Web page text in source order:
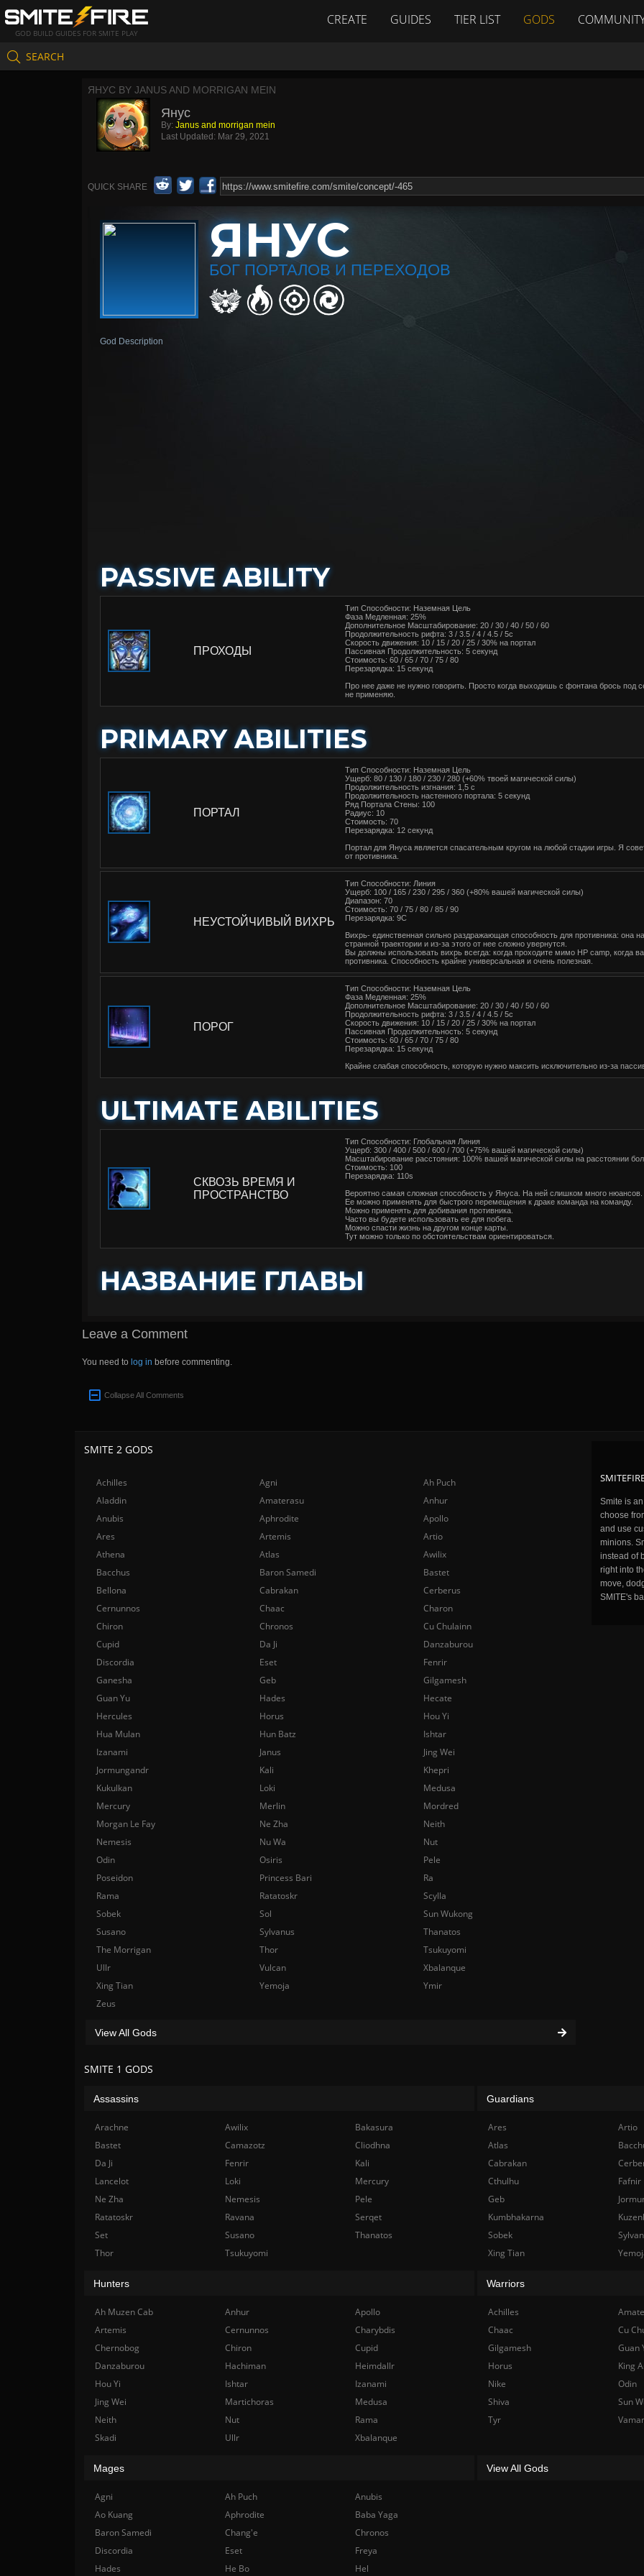
GOD BUILD GUIDES FOR SMITE PLAY
CREATE GUIDES TIER LIST GODS
SEARCH
ЯНУС BY JANUS AND MORRIGAN MEIN
Янус
By: Janus and morrigan mein
Last Updated: Mar 29, 2021
QUICK SHARE
ЯНУС
БОГ ПОРТАЛОВ И ПЕРЕХОДОВ
God Description
PASSIVE ABILITY
ПРОХОДЫ
Тип Способности: Наземная Цель
Фаза Медленная: 25%
Дополнительное Масштабирование: 20 / 30 / 40 / 50 / 60
Продолжительность рифта: 3 / 3.5 / 4 / 4.5 / 5с
Скорость движения: 10 / 15 / 20 / 25 / 30% на портал
Пассивная Продолжительность: 5 секунд
Стоимость: 60 / 65 / 70 / 75 / 80
Перезарядка: 15 секунд
Про нее даже не нужно говорить. Просто когда выходишь с фонтана брось под
не применяю.
PRIMARY ABILITIES
ПОРТАЛ
Тип Способности: Наземная Цель
Ущерб: 80 / 130 / 180 / 230 / 280 (+60% твоей магической силы)
Продолжительность изгнания: 1,5 с
Продолжительность настенного портала: 5 секунд
Ряд Портала Стены: 100
Радиус: 10
Стоимость: 70
Перезарядка: 12 секунд
Портал для Януса является спасательным кругом на любой стадии игры. Я
от противника.
НЕУСТОЙЧИВЫЙ ВИХРЬ
Тип Способности: Линия
Ущерб: 100 / 165 / 230 / 295 / 360 (+80% вашей магической силы)
Диапазон: 70
Стоимость: 70 / 75 / 80 / 85 / 90
Перезарядка: 9С
Вихрь- единственная сильно раздражающая способность для противника: она
странной траектории и из-за этого от нее сложно увернутся.
Вы должны использовать вихрь всегда: когда проходите мимо HP camp, когда
противника. Способность крайне универсальная и очень полезная.
ПОРОГ
Тип Способности: Наземная Цель
Фаза Медленная: 25%
Дополнительное Масштабирование: 20 / 30 / 40 / 50 / 60
Продолжительность рифта: 3 / 3.5 / 4 / 4.5 / 5с
Скорость движения: 10 / 15 / 20 / 25 / 30% на портал
Пассивная Продолжительность: 5 секунд
Стоимость: 60 / 65 / 70 / 75 / 80
Перезарядка: 15 секунд
Крайне слабая способность, которую нужно максить исключительно из-за
ULTIMATE ABILITIES
СКВОЗЬ ВРЕМЯ И
ПРОСТРАНСТВО
Тип Способности: Глобальная Линия
Ущерб: 300 / 400 / 500 / 600 / 700 (+75% вашей магической силы)
Масштабирование расстояния: 100% вашей магической силы на расстоянии
Стоимость: 100
Перезарядка: 110s
Вероятно самая сложная способность у Януса. На ней слишком много нюансов.
Ее можно применять для быстрого перемещения к драке команда на команду.
Можно применять для добивания противника.
Часто вы будете использовать ее для побега.
Можно спасти жизнь на другом конце карты.
Тут можно только по обстоятельствам ориентироваться.
НАЗВАНИЕ ГЛАВЫ
Leave a Comment
You need to log in before commenting.
Collapse All Comments
Smite is
choose
and use
minions.
instead of
right into
move,
SMITE's
SMITE 2 GODS
Achilles Agni
Ah Puch
Aladdin
Amaterasu
Anhur
Anubis
Aphrodite
Apollo
Ares
Artemis
Artio
Athena
Atlas
Awilix
Bacchus
Baron Samedi
Bastet
Bellona
Cabrakan
Cerberus
Cernunnos
Chaac
Charon
Chiron
Chronos
Cu Chulainn
Cupid
Da Ji
Danzaburou
Discordia
Eset
Fenrir
Ganesha
Geb
Gilgamesh
Guan Yu
Hades
Hecate
Hercules
Horus
Hou Yi
Hua Mulan
Hun Batz
Ishtar
Izanami
Janus
Jing Wei
Jormungandr
Kali
Khepri
Kukulkan
Loki
Medusa
Mercury
Merlin
Mordred
Morgan Le Fay
Ne Zha
Neith
Nemesis
Nu Wa
Nut
Odin
Osiris
Pele
Poseidon
Princess Bari
Ra
Rama
Ratatoskr
Scylla
Sobek
Sol
Sun Wukong
Susano
Sylvanus
Thanatos
The Morrigan
Thor
Tsukuyomi
Ullr
Vulcan
Xbalanque
Xing Tian
Yemoja
Ymir
Zeus
View All Gods
SMITE 1 GODS
Assassins
Arachne Awilix
Bakasura
Bastet
Camazotz
Cliodhna
Da Ji
Fenrir
Kali
Lancelot
Loki
Mercury
Ne Zha
Nemesis
Pele
Ratatoskr
Ravana
Serqet
Set
Susano
Thanatos
Thor
Tsukuyomi
Guardians
Ares Artio
Atlas
Cabrakan
Cthulhu
Fafnir
Geb
Kumbhakarna
Sobek
Xing Tian
Hunters
Ah Muzen Cab Anhur
Apollo
Artemis
Cernunnos
Charybdis
Chernobog
Chiron
Cupid
Danzaburou
Hachiman
Heimdallr
Hou Yi
Ishtar
Izanami
Jing Wei
Martichoras
Medusa
Neith
Nut
Rama
Skadi
Ullr Xbalanque
Warriors
Achilles
Chaac
Cu
Gilgamesh
Guan
Horus
King
Nike
Odin
Shiva
Sun
Tyr
Mages
Agni Ah Puch
Anubis
Ao Kuang
Aphrodite
Baba Yaga
Baron Samedi
Chang'e
Chronos
Discordia
Eset
Freya
Hades
He Bo Hel
View All Gods